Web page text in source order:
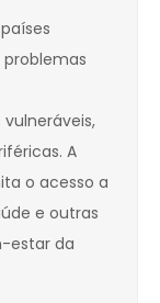
A
o acesso a
e outras
estar da